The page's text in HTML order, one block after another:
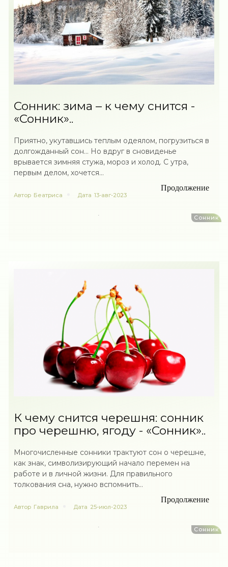
Сонник: зима – к чему снится -
«Сонник»..
Приятно, укутавшись теплым одеялом, погрузиться в
долгожданный сон… Но вдруг в сновиденье
врывается зимняя стужа, мороз и холод. С утра,
первым делом, хочется...
Продолжение
Автор Беатриса Дата 13-авг-2023
Сонник
К чему снится черешня: сонник
про черешню, ягоду - «Сонник»..
Многочисленные сонники трактуют сон о черешне,
как знак, символизирующий начало перемен на
работе и в личной жизни. Для правильного
толкования сна, нужно вспомнить...
Продолжение
Автор Гаврила Дата 25-июл-2023
Сонник